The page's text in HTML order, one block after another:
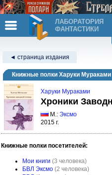
ЛАБОРАТОРИЯ
ФАНТАСТИКИ
◄ страница издания
Книжные полки Харуки
Харуки Мураками
Хроники
М.: Эксмо
2015 г.
Книжные полки посетителей:
Мои книги (3 человека)
БВЛ Эксмо (2 человека)